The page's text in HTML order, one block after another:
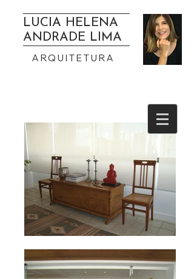
LUCIA HELENA
ANDRADE LIMA
ARQUITETURA